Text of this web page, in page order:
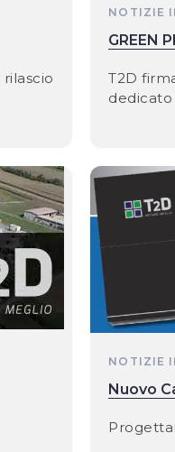
NOTIZIE
GREEN
T2D
NOTIZIE
Nuovo